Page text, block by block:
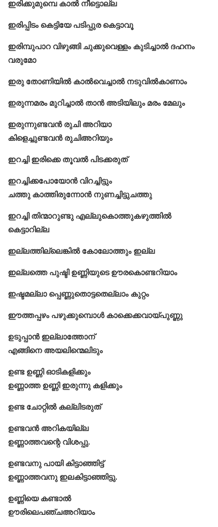
ഇരിക്കുമുമ്പെ കാൽ നീട്ടൊല്ല
ഇരിപ്പിടം കെട്ടിയേ പടിപ്പുര കെട്ടാവൂ
ഇരിമ്പുപാറ വിഴുങ്ങി ചുക്കുവെള്ളം കുടിച്ചാൽ ദഹനം
വരുമോ
ഇരു തോണിയില്‍ കാൽവെച്ചാൽ നടുവിൽകാണാം
ഇരുന്നമരം മുറിച്ചാൽ താൻ അടിയിലും മരം മേലും
ഇരുന്നുണ്ടവൻ രുചി അറിയാ
കിളെച്ചുണ്ടവൻ രുചിഅറിയും
ഇറച്ചി ഇരിക്കെ തൂവൽ പിടക്കരുത്
ഇറച്ചിക്കപോയോന്‍ വിറച്ചിട്ടും
ചത്തു കാത്തിരുന്നോന്‍ നുണച്ചിട്ടുചത്തു
ഇറച്ചി തിന്മാറുണ്ടു എല്ലുകൊത്തുകഴുത്തിൽ
കെട്ടാറില്ല
ഇല്ലത്തില്ലെങ്കിൽ കോലോത്തും ഇല്ല
ഇല്ലത്തെ പുഷ്ടി ഉണ്ണിയുടെ ഊരകൊണ്ടറിയാം
ഇഷ്ടമല്ലാ പ്പെണ്ണുതൊട്ടതെല്ലാം കുറ്റം
ഈത്തപ്പഴം പഴുക്കുമ്പൊൾ കാക്കെക്കവായ്പുണ്ണു
ഉടുപ്പാൻ ഇല്ലാത്തോന്
എങ്ങിനെ അയലിന്മെലിടും
ഉണ്ട ഉണ്ണി ഓടികളിക്കും
ഉണ്ണാത്ത ഉണ്ണി ഇരുന്നു കളിക്കും
ഉണ്ട ചോറ്റില്‍ കല്ലിടരുത്
ഉണ്ടവൻ അറികയില്ല
ഉണ്ണാത്തവന്റെ വിശപ്പു.
ഉണ്ടവനു പായി കിട്ടാഞ്ഞിട്ട്
ഉണ്ണാത്തവനു ഇലകിട്ടാഞ്ഞിട്ടു.
ഉണ്ണിയെ കണ്ടാൽ
ഊരിലെപഞ്ചഅറിയാം